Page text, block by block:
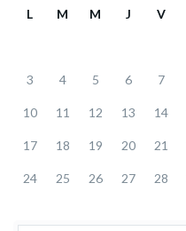
L M M J V
3 4 5 6 7
10 11 12 13 14
17 18 19 20 21
24 25 26 27 28